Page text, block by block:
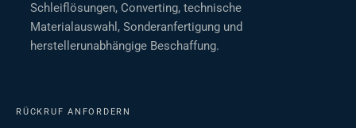
Schleiflösungen, Converting, technische
Materialauswahl, Sonderanfertigung und
herstellerunabhängige Beschaffung.
RÜCKRUF ANFORDERN